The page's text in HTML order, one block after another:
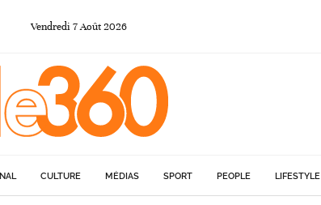
Vendredi 7Août 2026
CULTURE MÉDIAS SPORT PEOPLE LIFESTYLE